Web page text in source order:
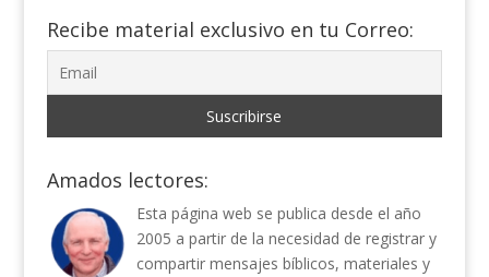
Recibe material exclusivo en tu Correo:
Amados lectores:
Esta página web se publica desde el año
2005 a partir de la necesidad de registrar y
compartir mensajes bíblicos, materiales y